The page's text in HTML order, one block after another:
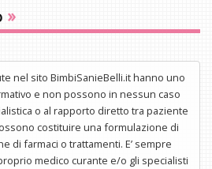
»
nel sito BimbiSanieBelli.it hanno uno
e non possono in nessun caso
o al rapporto diretto tra paziente
costituire una formulazione di
di farmaci o trattamenti. E’ sempre
medico curante e/o gli specialisti